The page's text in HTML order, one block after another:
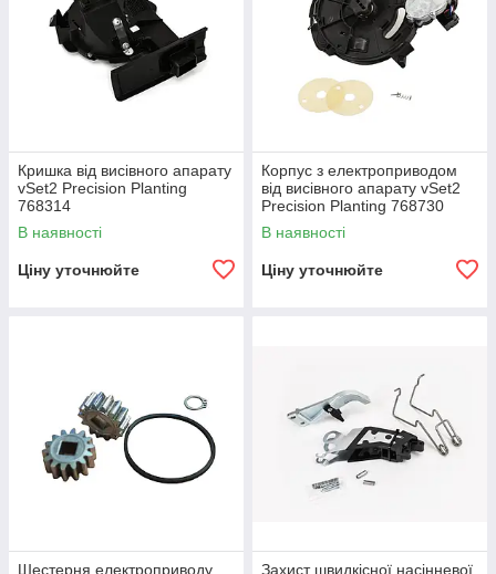
Кришка від висівного апарату
vSet2 Precision Planting
768314
В наявності
Ціну уточнюйте
Корпус з електроприводом
від висівного апарату vSet2
Precision Planting 768730
В наявності
Ціну уточнюйте
Шестерня електроприводу
Захист швидкісної насінневої